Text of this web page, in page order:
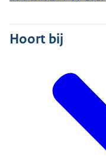
Hoort bij